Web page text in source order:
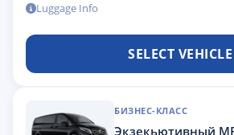
Luggage Info
SELECT VEHICLE
БИЗНЕС-КЛАСС
Экзекьютивный